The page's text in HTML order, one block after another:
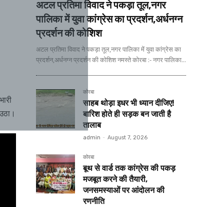
अटल प्रतिमा विवाद ने पकड़ा तूल,नगर
पालिका में युवा कांग्रेस का प्रदर्शन,अर्धनग्न
प्रदर्शन की कोशिश
अटल प्रतिमा विवाद ने पकड़ा तूल,नगर पालिका में युवा कांग्रेस का
प्रदर्शन,अर्धनग्न प्रदर्शन की कोशिश नमस्ते कोरबा :- नगर पालिका...
कोरबा
साहब थोड़ा इधर भी ध्यान दीजिए!
बारिश होते ही सड़क बन जाती है
तालाब
admin - August 7, 2026
कोरबा
बूथ से वार्ड तक कांग्रेस की पकड़
मजबूत करने की तैयारी,
जनसमस्याओं पर आंदोलन की
रणनीति